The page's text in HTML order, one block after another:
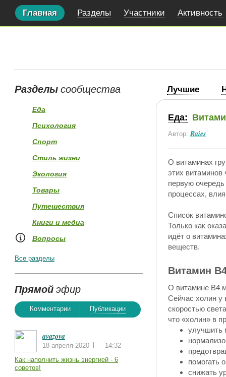
Главная Разделы Участники Активность
Лучшие
Еда:
Автор: Raies
О витаминах
этих витаминов
первую
процессах,
Список
Только как
идёт о
веществ.
Витамин
О витамине B4
Сейчас холин у
скоростью
что «холин» в
улучшить
помогать
снижать
Разделысообщества
Еда
Психология
Спорт
Стиль жизни
Экология
Товары
Путешествия
Книги и медиа
Вопросы
Все разделы
Прямойэфир
Комментарии Публикации
avazova
18 апреля 2020
14:32
Как наполнить жизнь энергией - 6
советов!